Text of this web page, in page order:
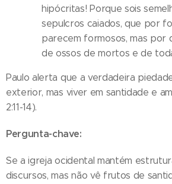
hipócritas! Porque sois
sepulcros caiados, que por
parecem formosos, mas por
de ossos de mortos e de
Paulo alerta que a verdadeira
exterior, mas viver em santidade e
2:11-14).
Pergunta-chave:
Se a igreja ocidental mantém
discursos, mas não vê frutos de